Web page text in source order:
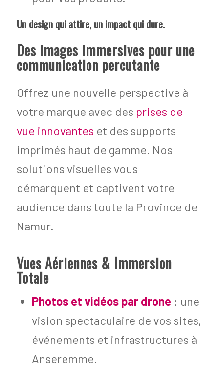
Un design qui attire, un impact qui dure.
Des images immersives pour une
communication percutante
Offrez une nouvelle perspective à
votre marque avec des prises de
vue innovantes et des supports
imprimés haut de gamme. Nos
solutions visuelles vous
démarquent et captivent votre
audience dans toute la Province de
Namur.
Vues Aériennes & Immersion
Totale
Photos et vidéos par drone : une
vision spectaculaire de vos sites,
événements et infrastructures à
Anseremme.